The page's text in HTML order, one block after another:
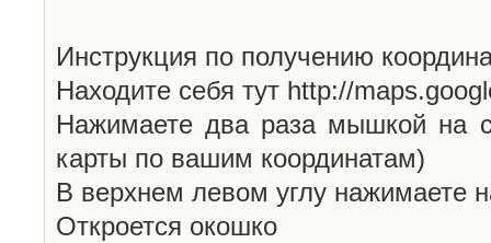
Инструкция по получению
Находите себя тут http://
Нажимаете два раза мышкой на
карты по вашим координатам)
В верхнем левом углу нажимаете
Откроется окошко